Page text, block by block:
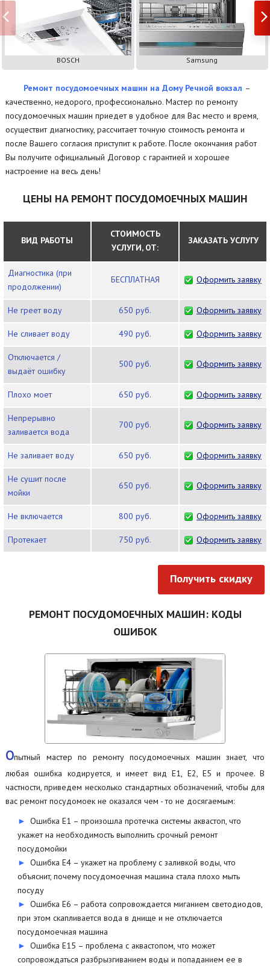
BOSCH Samsung
Ремонт посудомоечных машин на Дому Речной вокзал –
качественно, недорого, профессионально. Мастер по ремонту
посудомоечных машин приедет в удобное для Вас место и время,
осуществит диагностику, рассчитает точную стоимость ремонта и
после Вашего согласия приступит к работе. После окончания работ
Вы получите официальный Договор с гарантией и хорошее
настроение на весь день!
ЦЕНЫ НА РЕМОНТ ПОСУДОМОЕЧНЫХ МАШИН
ВИД РАБОТЫ
СТОИМОСТЬ
УСЛУГИ, ОТ:
ЗАКАЗАТЬ УСЛУГУ
Диагностика (при
продолжении)
БЕСПЛАТНАЯ Оформить заявку
Не греет воду 650 руб. Оформить заявку
Не сливает воду 490 руб. Оформить заявку
Отключается /
выдаёт ошибку
500 руб. Оформить заявку
Плохо моет 650 руб. Оформить заявку
Непрерывно
заливается вода
700 руб. Оформить заявку
Не заливает воду 650 руб. Оформить заявку
Не сушит после
мойки
650 руб. Оформить заявку
Не включается 800 руб. Оформить заявку
Протекает 750 руб. Оформить заявку
Получить скидку
РЕМОНТ ПОСУДОМОЕЧНЫХ МАШИН: КОДЫ
ОШИБОК
Опытный мастер по ремонту посудомоечных машин знает, что
любая ошибка кодируется, и имеет вид Е1, Е2, Е5 и прочее. В
частности, приведем несколько стандартных обозначений, чтобы для
вас ремонт посудомоек не оказался чем - то не досягаемым:
Ошибка Е1 – произошла протечка системы аквастоп, что
укажет на необходимость выполнить срочный ремонт
посудомойки
Ошибка Е4 – укажет на проблему с заливкой воды, что
объяснит, почему посудомоечная машина стала плохо мыть
посуду
Ошибка Е6 – работа сопровождается миганием светодиодов,
при этом скапливается вода в днище и не отключается
посудомоечная машина
Ошибка Е15 – проблема с аквастопом, что может
сопровождаться разбрызгиванием воды и попаданием ее в